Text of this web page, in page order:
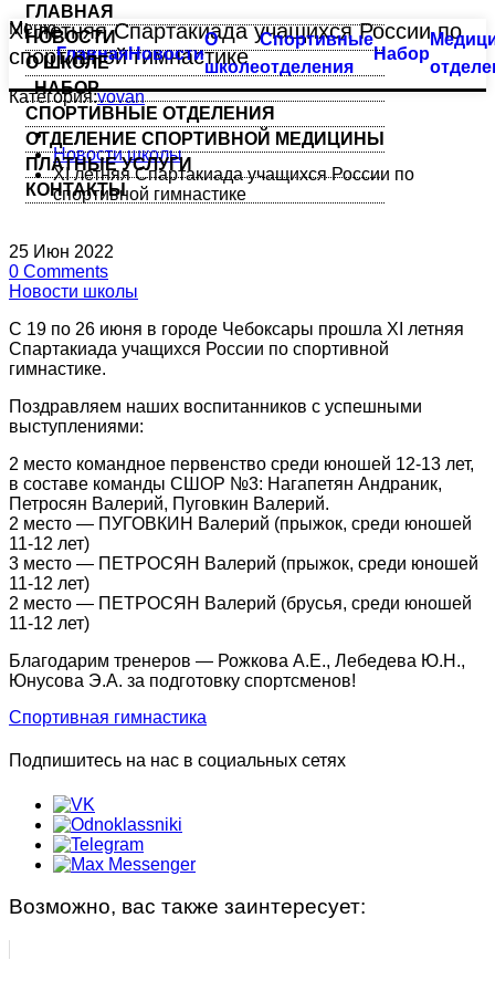
Меню
ГлавнаяНовости
О
школе
Спортивные
отделения
Тхэквондо
Биатлон
Плавание
Пулевая стрельба
Пулевая стрельба (спорт глухих)
Синхронное плавание
Современное пятиборье
Спортивная гимнастика
Фристайл
НАБОР
Документы по спортивной подготовке
Набор
Большой бассейн
Оздоровительное плавание
Семейное плавание
Группа «Барракуда»
Аквааэробика
Индивидуальные занятия
Малый бассейн
Группа «Веселый лягушонок»
Группа «Начальной подготовки»
Группа «Русалочка»
Индивидуальные занятия
Фитнес занятия
Детский фитнес с элементами самообороны
Детский фитнес с элементами фехтования
Детский фитнес с элементами гимнастики
ФитБокс/Кросс фит/Функциональная
ГЛАВНАЯ
НОВОСТИ
О ШКОЛЕ
НАБОР
СПОРТИВНЫЕ ОТДЕЛЕНИЯ
ОТДЕЛЕНИЕ СПОРТИВНОЙ МЕДИЦИНЫ
ПЛАТНЫЕ УСЛУГИ
КОНТАКТЫ
XI летняя Спартакиада учащихся России по
спортивной гимнастике
Категория:vovan
Новости школы
XI летняя Спартакиада учащихся России по
спортивной гимнастике
25 Июн 2022
0 Comments
Новости школы
С 19 по 26 июня в городе Чебоксары прошла XI летняя
Спартакиада учащихся России по спортивной
гимнастике.
Поздравляем наших воспитанников с успешными
выступлениями:
2 место командное первенство среди юношей 12-13 лет,
в составе команды СШОР №3: Нагапетян Андраник,
Петросян Валерий, Пуговкин Валерий.
2 место — ПУГОВКИН Валерий (прыжок, среди юношей
11-12 лет)
3 место — ПЕТРОСЯН Валерий (прыжок, среди юношей
11-12 лет)
2 место — ПЕТРОСЯН Валерий (брусья, среди юношей
11-12 лет)
Благодарим тренеров — Рожкова А.Е., Лебедева Ю.Н.,
Юнусова Э.А. за подготовку спортсменов!
Спортивная гимнастика
Подпишитесь на нас в социальных сетях
Возможно, вас также заинтересует: